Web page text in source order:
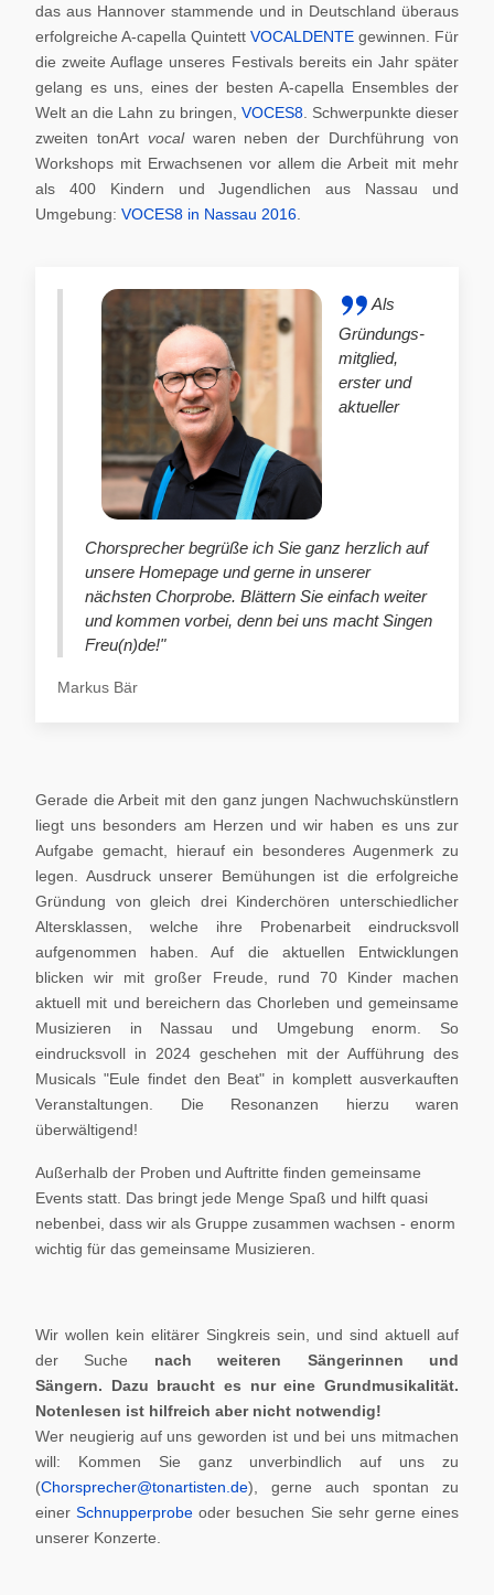
das aus Hannover stammende und in Deutschland überaus
erfolgreiche A-capella Quintett VOCALDENTE gewinnen. Für
die zweite Auflage unseres Festivals bereits ein Jahr später
gelang es uns, eines der besten A-capella Ensembles der
Welt an die Lahn zu bringen, VOCES8. Schwerpunkte dieser
zweiten tonArt vocalwaren neben der Durchführung von
Workshops mit Erwachsenen vor allem die Arbeit mit mehr
als 400 Kindern und Jugendlichen aus Nassau und
Umgebung: VOCES8 in Nassau 2016
Als
Gründungs-
mitglied,
erster und
aktueller
Chorsprecher begrüße ich Sie ganz herzlich auf
unsere Homepage und gerne in unserer
nächsten Chorprobe. Blättern Sie einfach weiter
und kommen vorbei, denn bei uns macht Singen
Freu(n)de!"
Markus Bär
Gerade die Arbeit mit den ganz jungen Nachwuchskünstlern
liegt uns besonders am Herzen und wir haben es uns zur
Aufgabe gemacht, hierauf ein besonderes Augenmerk zu
legen. Ausdruck unserer Bemühungen ist die erfolgreiche
Gründung von gleich drei Kinderchören unterschiedlicher
Altersklassen, welche ihre Probenarbeit eindrucksvoll
aufgenommen haben. Auf die aktuellen Entwicklungen
blicken wir mit großer Freude, rund 70 Kinder machen
aktuell mit und bereichern das Chorleben und gemeinsame
Musizieren in Nassau und Umgebung enorm. So
eindrucksvoll in 2024 geschehen mit der Aufführung des
Musicals "Eule findet den Beat" in komplett ausverkauften
Veranstaltungen. Die Resonanzen hierzu waren
überwältigend!
Außerhalb der Proben und Auftritte finden gemeinsame
Events statt. Das bringt jede Menge Spaß und hilft quasi
nebenbei, dass wir als Gruppe zusammen wachsen - enorm
wichtig für das gemeinsame Musizieren.
Wir wollen kein elitärer Singkreis sein, und sind aktuell auf
der Suche nach weiteren Sängerinnen und
Sängern. Dazu braucht es nur eine Grundmusikalität.
Notenlesen ist hilfreich aber nicht notwendig!
Wer neugierig auf uns geworden ist und bei uns mitmachen
will: Kommen Sie ganz unverbindlich auf uns zu
(Chorsprecher@tonartisten.de), gerne auch spontan zu
einerSchnupperprobe oder besuchen Sie sehr gerne eines
unserer Konzerte.